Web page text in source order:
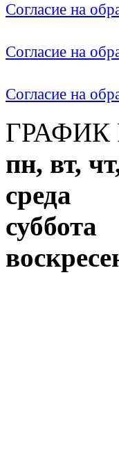
Согласие на
Согласие на
Согласие на
ГРАФИК
пн, вт,
среда с
суббота